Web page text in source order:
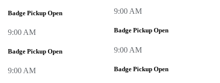
Badge Pickup Open
9:00 AM
Badge Pickup Open
9:00 AM
9:00 AM
Badge Pickup Open
9:00 AM
Badge Pickup Open